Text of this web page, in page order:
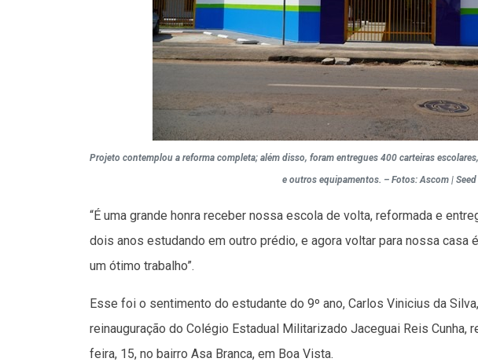
Projeto contemplou a reforma completa; além disso, foram entregues 400 carteiras
e outros equipamentos. – Fotos: Ascom | Seed
“É uma grande honra receber nossa escola de volta, reformada e
dois anos estudando em outro prédio, e agora voltar para nossa casa
um ótimo trabalho”.
Esse foi o sentimento do estudante do 9º ano, Carlos Vinicius da
reinauguração do Colégio Estadual Militarizado Jaceguai Reis Cunha,
feira, 15, no bairro Asa Branca, em Boa Vista.